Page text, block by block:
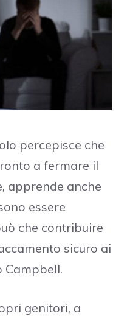
percepisce che
a fermare il
apprende anche
essere
che contribuire
sicuro ai
Campbell.
genitori, a